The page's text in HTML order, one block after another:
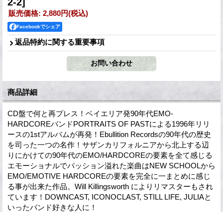
販売価格: 2,880円(税込)
Facebookでシェア
返品特約に関する重要事項
商品詳細
CD盤で何と再プレス！ベイエリア発90年代EMO-
HARDCOREバンドPORTRAITS OF PASTによる1996年リリ
ースの1stアルバムが再発！Ebullition Recordsの90年代の歴史
を司った一つの名作！サザンカリフォルニアから北上する辺
りにかけての90年代のEMO/HARDCOREの要素を全て感じる
エモーショナルでパッション溢れた楽曲はNEW SCHOOLから
EMO/EMOTIVE HARDCOREの要素を完全に一まとめに感じ
る事が出来た作品。Will Killingsworth によりリマスターもされ
ています！DOWNCAST, ICONOCLAST, STILL LIFE, JULIAと
いったバンド好きな人に！